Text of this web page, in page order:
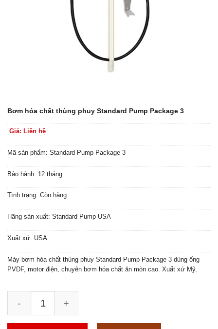
Bơm hóa chất thùng phuy Standard Pump Package 3
Giá: Liên hệ
Mã sản phẩm: Standard Pump Package 3
Bảo hành: 12 tháng
Tình trạng: Còn hàng
Hãng sản xuất: Standard Pump USA
Xuất xứ: USA
Máy bơm hóa chất thùng phuy Standard Pump Package 3 dùng ống
PVDF, motor điện, chuyên bơm hóa chất ăn mòn cao. Xuất xứ Mỹ.